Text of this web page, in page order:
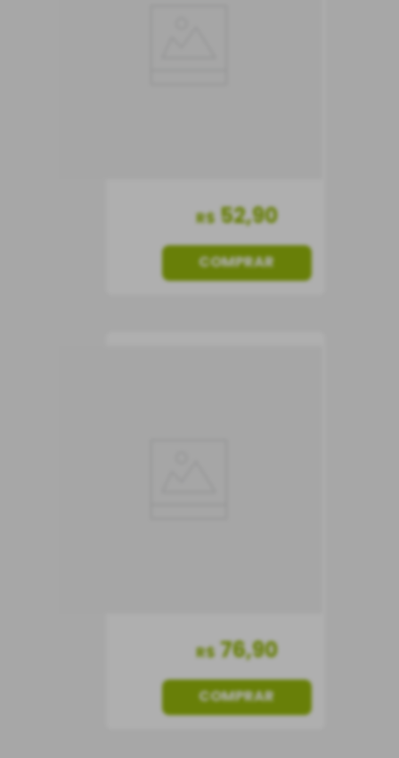
R$ 52,90
COMPRAR
R$ 76,90
COMPRAR